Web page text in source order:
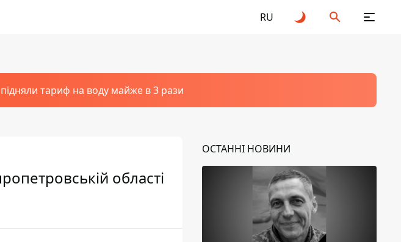
RU
тариф на воду майже в 3 рази
області
ОСТАННІ НОВИНИ